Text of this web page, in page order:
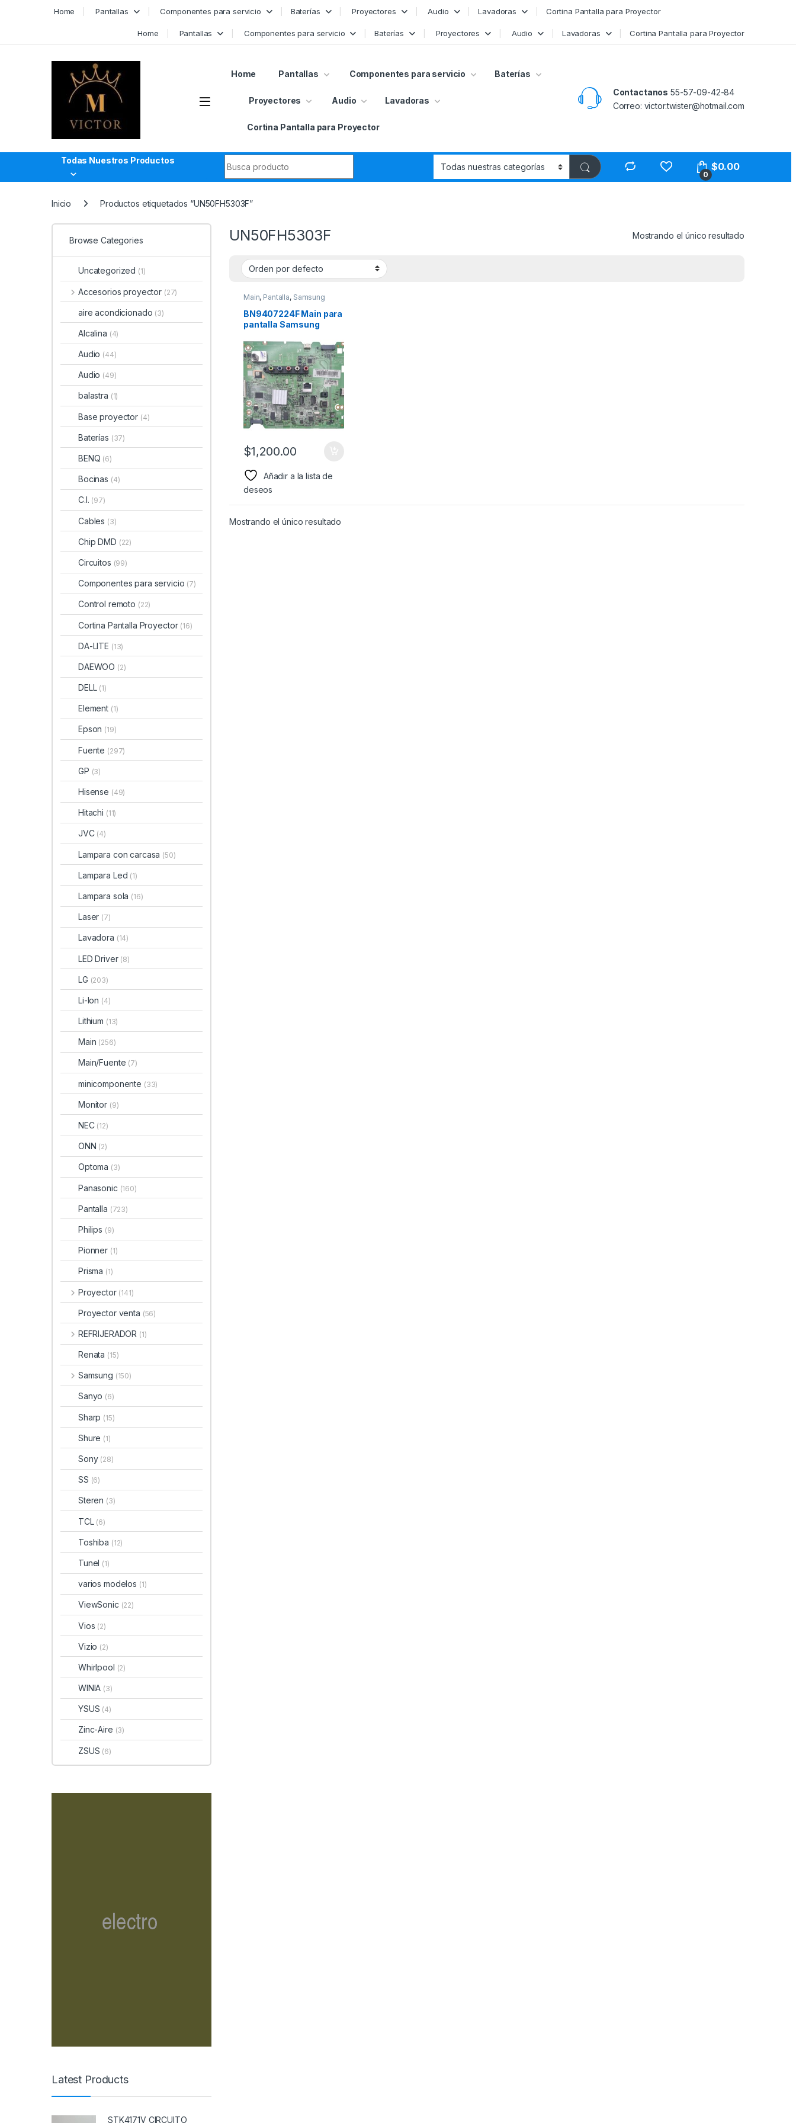
Home Pantallas Componentes para servicio Baterías Proyectores Audio Lavadoras Cortina Pantalla para Proyector
Home Pantallas Componentes para servicio Baterías Proyectores Audio Lavadoras Cortina Pantalla para Proyector
Home Pantallas Componentes para servicio Baterías
Proyectores Audio Lavadoras
Cortina Pantalla para Proyector
Contactanos 55-57-09-42-84
Correo: victor.twister@hotmail.com
Todas Nuestros Productos
0
$0.00
Inicio Productos etiquetados “UN50FH5303F”
UN50FH5303F Mostrando el único resultado
Main, Pantalla, Samsung
BN9407224F Main para
pantalla Samsung
$1,200.00
Añadir a la lista de
deseos
Mostrando el único resultado
Browse Categories
Uncategorized (1)
Accesorios proyector (27)
aire acondicionado (3)
Alcalina (4)
Audio (44)
Audio (49)
balastra (1)
Base proyector (4)
Baterías (37)
BENQ (6)
Bocinas (4)
C.I. (97)
Cables (3)
Chip DMD (22)
Circuitos (99)
Componentes para servicio (7)
Control remoto (22)
Cortina Pantalla Proyector (16)
DA-LITE (13)
DAEWOO (2)
DELL (1)
Element (1)
Epson (19)
Fuente (297)
GP (3)
Hisense (49)
Hitachi (11)
JVC (4)
Lampara con carcasa (50)
Lampara Led (1)
Lampara sola (16)
Laser (7)
Lavadora (14)
LED Driver (8)
LG (203)
Li-Ion (4)
Lithium (13)
Main (256)
Main/Fuente (7)
minicomponente (33)
Monitor (9)
NEC (12)
ONN (2)
Optoma (3)
Panasonic (160)
Pantalla (723)
Philips (9)
Pionner (1)
Prisma (1)
Proyector (141)
Proyector venta (56)
REFRIJERADOR (1)
Renata (15)
Samsung (150)
Sanyo (6)
Sharp (15)
Shure (1)
Sony (28)
SS (6)
Steren (3)
TCL (6)
Toshiba (12)
Tunel (1)
varios modelos (1)
ViewSonic (22)
Vios (2)
Vizio (2)
Whirlpool (2)
WINIA (3)
YSUS (4)
Zinc-Aire (3)
ZSUS (6)
Latest Products
STK4171V CIRCUITO